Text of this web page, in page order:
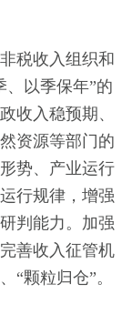
税收入组织和
、以季保年”的
收入稳预期、
资源等部门的
势、产业运行
行规律，增强
判能力。加强
善收入征管机
“颗粒归仓”。